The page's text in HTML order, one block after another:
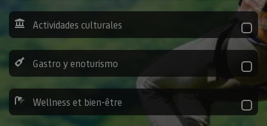
Actividades culturales
Gastro y enoturismo
Wellness et bien-être